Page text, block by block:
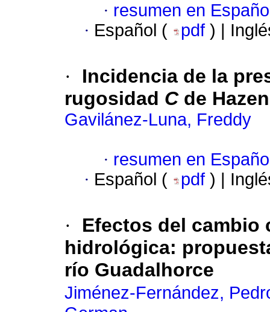
· resumen en
· Español ( pdf ) |
·
Incidencia de la
rugosidad Cde
Gavilánez-Luna, Freddy
· resumen en
· Español ( pdf ) |
·
Efectos del
hidrológica:
río Guadalhorce
Jiménez-Fernández,